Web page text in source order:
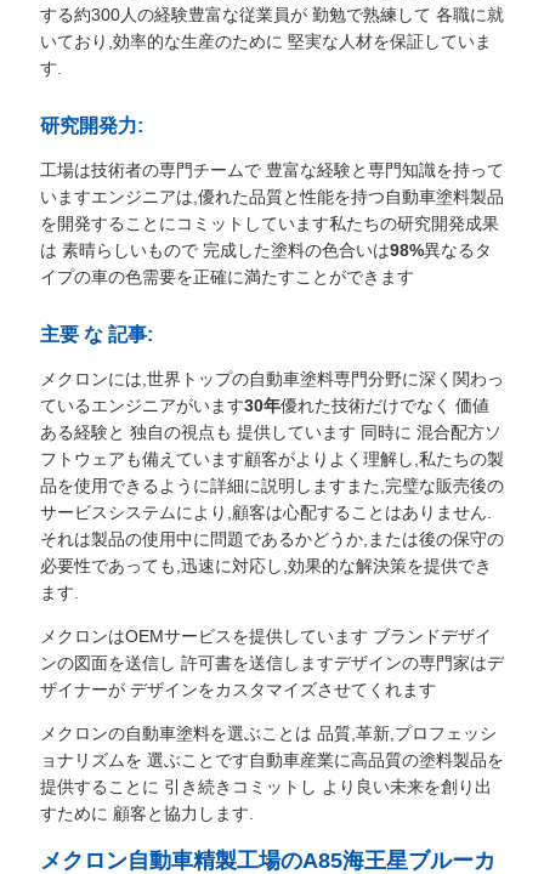
見
頼
SITEMAP
する約300人の経験豊富な従業員が 勤勉で熟練して 各職に就
いており,効率的な生産のために 堅実な人材を保証していま
す.
研究開発力:
工場は技術者の専門チームで 豊富な経験と専門知識を持って
いますエンジニアは,優れた品質と性能を持つ自動車塗料製品
を開発することにコミットしています私たちの研究開発成果
は 素晴らしいもので 完成した塗料の色合いは98%異なるタ
イプの車の色需要を正確に満たすことができます
主要 な 記事:
メクロンには,世界トップの自動車塗料専門分野に深く関わっ
ているエンジニアがいます30年優れた技術だけでなく 価値
ある経験と 独自の視点も 提供しています 同時に 混合配方ソ
フトウェアも備えています顧客がよりよく理解し,私たちの製
品を使用できるように詳細に説明しますまた,完璧な販売後の
サービスシステムにより,顧客は心配することはありません.
それは製品の使用中に問題であるかどうか,または後の保守の
必要性であっても,迅速に対応し,効果的な解決策を提供でき
ます.
メクロンはOEMサービスを提供しています ブランドデザイ
ンの図面を送信し 許可書を送信しますデザインの専門家はデ
ザイナーが デザインをカスタマイズさせてくれます
メクロンの自動車塗料を選ぶことは 品質,革新,プロフェッシ
ョナリズムを 選ぶことです自動車産業に高品質の塗料製品を
提供することに 引き続きコミットし より良い未来を創り出
すために 顧客と協力します.
メクロン自動車精製工場のA85海王星ブルーカ